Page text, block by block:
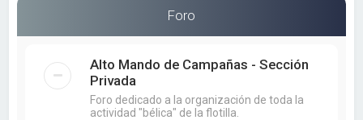
Foro
Alto Mando de Campañas - Sección
Privada
Foro dedicado a la organización de toda la
actividad "bélica" de la flotilla.